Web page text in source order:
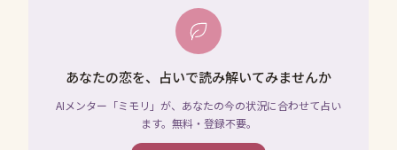
あなたの恋を、占いで読み解いてみませんか
AIメンター「ミモリ」が、あなたの今の状況に合わせて占い
ます。無料・登録不要。